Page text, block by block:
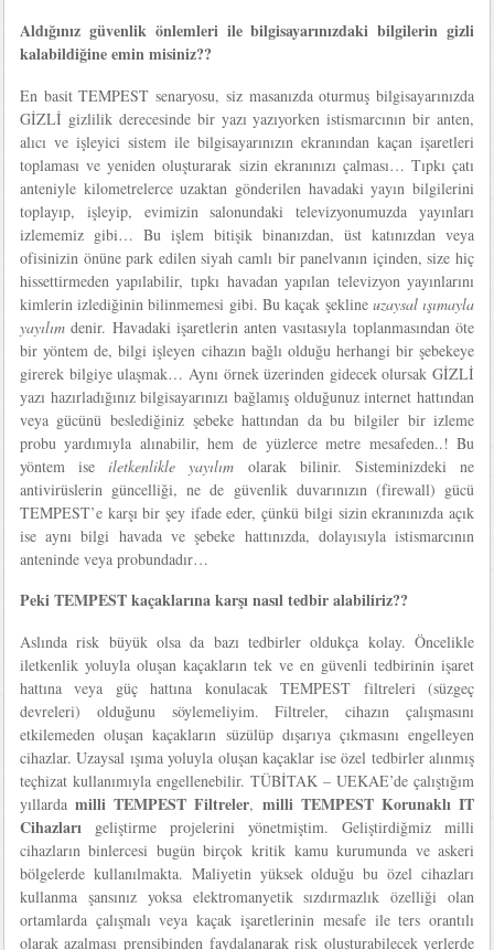
Aldığınız güvenlik önlemleri ile bilgisayarınızdaki bilgilerin gizli
kalabildiğine emin misiniz??
En basit TEMPEST senaryosu, siz masanızda oturmuş bilgisayarınızda
GİZLİ gizlilik derecesinde bir yazı yazıyorken istismarcının bir anten,
alıcı ve işleyici sistem ile bilgisayarınızın ekranından kaçan işaretleri
toplaması ve yeniden oluşturarak sizin ekranınızı çalması… Tıpkı çatı
anteniyle kilometrelerce uzaktan gönderilen havadaki yayın bilgilerini
toplayıp, işleyip, evimizin salonundaki televizyonumuzda yayınları
izlememiz gibi… Bu işlem bitişik binanızdan, üst katınızdan veya
ofisinizin önüne park edilen siyah camlı bir panelvanın içinden, size hiç
hissettirmeden yapılabilir, tıpkı havadan yapılan televizyon yayınlarını
kimlerin izlediğinin bilinmemesi gibi. Bu kaçak şekline uzaysal ışımayla
yayılımdenir. Havadaki işaretlerin anten vasıtasıyla toplanmasından öte
bir yöntem de, bilgi işleyen cihazın bağlı olduğu herhangi bir şebekeye
girerek bilgiye ulaşmak… Aynı örnek üzerinden gidecek olursak GİZLİ
yazı hazırladığınız bilgisayarınızı bağlamış olduğunuz internet hattından
veya gücünü beslediğiniz şebeke hattından da bu bilgiler bir izleme
probu yardımıyla alınabilir, hem de yüzlerce metre mesafeden..! Bu
yöntem iseiletkenlikle yayılım olarak bilinir. Sisteminizdeki ne
antivirüslerin güncelliği, ne de güvenlik duvarınızın (firewall) gücü
TEMPEST’e karşı bir şey ifade eder, çünkü bilgi sizin ekranınızda açık
ise aynı bilgi havada ve şebeke hattınızda, dolayısıyla istismarcının
anteninde veya probundadır…
Peki TEMPEST kaçaklarına karşı nasıl tedbir alabiliriz??
Aslında risk büyük olsa da bazı tedbirler oldukça kolay. Öncelikle
iletkenlik yoluyla oluşan kaçakların tek ve en güvenli tedbirinin işaret
hattına veya güç hattına konulacak TEMPEST filtreleri (süzgeç
devreleri) olduğunu söylemeliyim. Filtreler, cihazın çalışmasını
etkilemeden oluşan kaçakların süzülüp dışarıya çıkmasını engelleyen
cihazlar. Uzaysal ışıma yoluyla oluşan kaçaklar ise özel tedbirler alınmış
teçhizat kullanımıyla engellenebilir. TÜBİTAK – UEKAE’de çalıştığım
yıllardamilli TEMPEST Filtreler, milli TEMPEST Korunaklı IT
Cihazlarıgeliştirme projelerini yönetmiştim. Geliştirdiğmiz milli
cihazların binlercesi bugün birçok kritik kamu kurumunda ve askeri
bölgelerde kullanılmakta. Maliyetin yüksek olduğu bu özel cihazları
kullanma şansınız yoksa elektromanyetik sızdırmazlık özelliği olan
ortamlarda çalışmalı veya kaçak işaretlerinin mesafe ile ters orantılı
olarak azalması prensibinden faydalanarak risk oluşturabilecek yerlerde